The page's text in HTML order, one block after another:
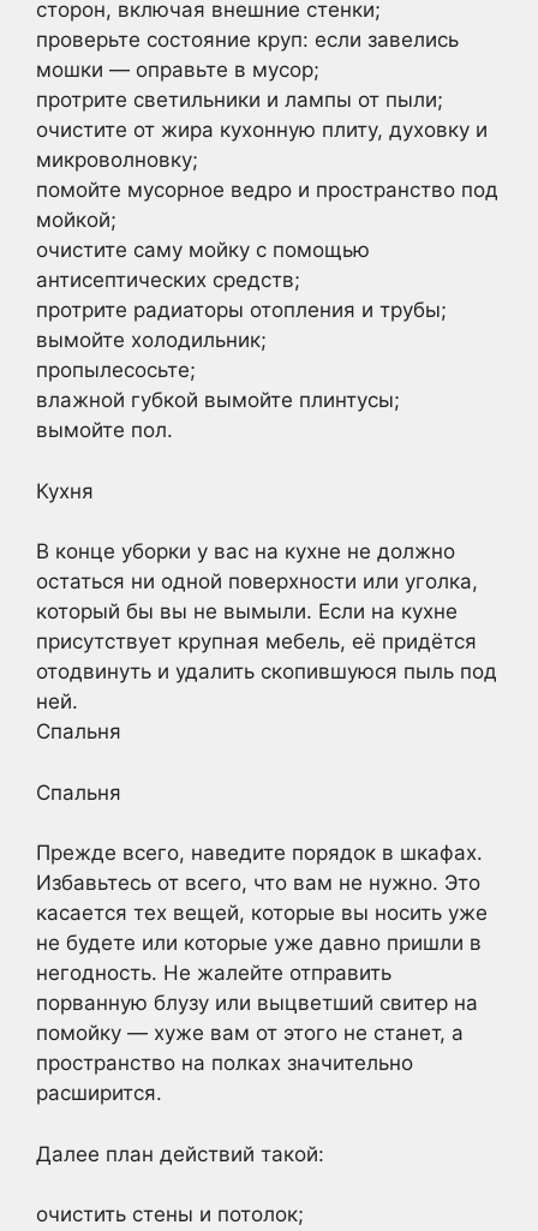
сторон, включая внешние стенки;
проверьте состояние круп: если завелись
мошки — оправьте в мусор;
протрите светильники и лампы от пыли;
очистите от жира кухонную плиту, духовку и
микроволновку;
помойте мусорное ведро и пространство под
мойкой;
очистите саму мойку с помощью
антисептических средств;
протрите радиаторы отопления и трубы;
вымойте холодильник;
пропылесосьте;
влажной губкой вымойте плинтусы;
вымойте пол.
Кухня
В конце уборки у вас на кухне не должно
остаться ни одной поверхности или уголка,
который бы вы не вымыли. Если на кухне
присутствует крупная мебель, её придётся
отодвинуть и удалить скопившуюся пыль под
ней.
Спальня
Спальня
Прежде всего, наведите порядок в шкафах.
Избавьтесь от всего, что вам не нужно. Это
касается тех вещей, которые вы носить уже
не будете или которые уже давно пришли в
негодность. Не жалейте отправить
порванную блузу или выцветший свитер на
помойку — хуже вам от этого не станет, а
пространство на полках значительно
расширится.
Далее план действий такой:
очистить стены и потолок;